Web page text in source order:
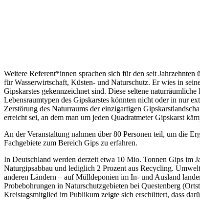
Weitere Referent*innen sprachen sich für den seit
für Wasserwirtschaft, Küsten- und Naturschutz. Er wies in
Gipskarstes gekennzeichnet sind. Diese seltene
Lebensraumtypen des Gipskarstes könnten nicht oder in nur
Zerstörung des Naturraums der einzigartigen
erreicht sei, an dem man um jeden Quadratmeter Gipskarst
An der Veranstaltung nahmen über 80 Personen teil, um die
Fachgebiete zum Bereich Gips zu erfahren.
In Deutschland werden derzeit etwa 10 Mio. Tonnen Gips im
Naturgipsabbau und lediglich 2 Prozent aus Recycling.
anderen Ländern – auf Mülldeponien im In- und Ausland
Probebohrungen in Naturschutzgebieten bei Questenberg
Kreistagsmitglied im Publikum zeigte sich erschüttert, dass